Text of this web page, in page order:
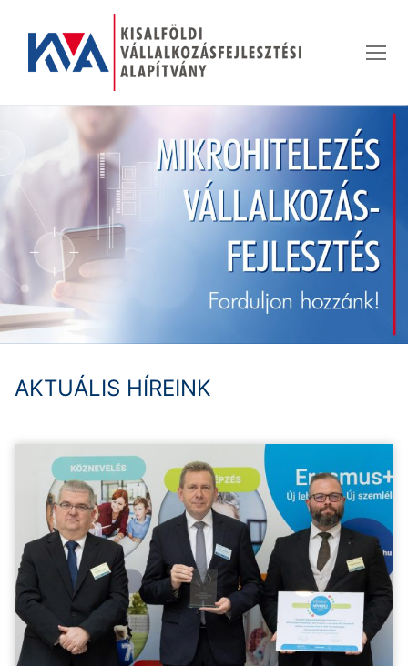
tartalomra
AKTUÁLIS HÍREINK